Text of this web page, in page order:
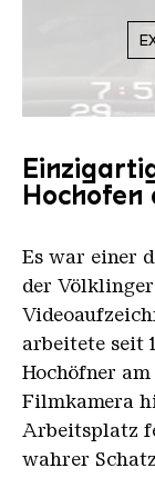
Es war einer
der
arbeitete seit
Hochöfner
Filmkamera
Arbeitsplatz
wahrer